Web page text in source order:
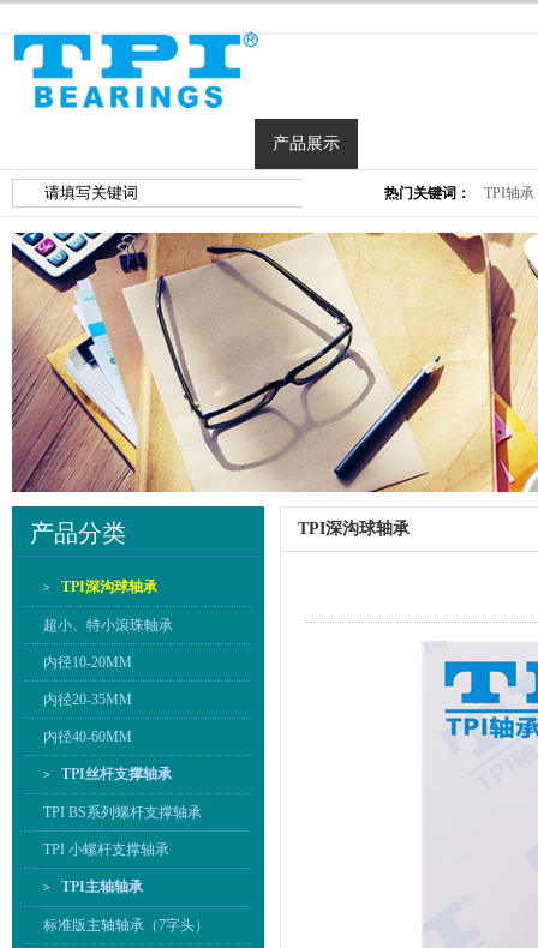
产品展示
热门关键词： TPI轴承
产品分类
> TPI深沟球轴承
超小、特小滾珠軸承
内径10-20MM
内径20-35MM
内径40-60MM
> TPI丝杆支撑轴承
TPI BS系列螺杆支撑轴承
TPI 小螺杆支撑轴承
> TPI主轴轴承
标准版主轴轴承（7字头）
TPI深沟球轴承